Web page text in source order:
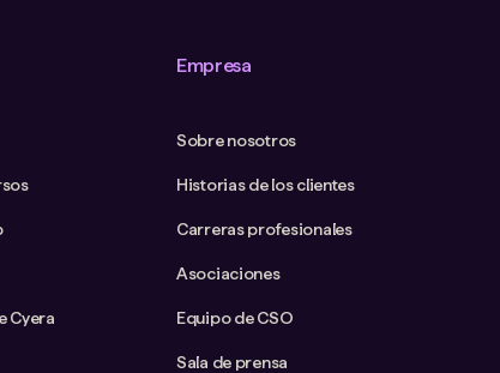
Cyera
Empresa
Sobre nosotros
Historias de los clientes
Carreras profesionales
Asociaciones
Equipo de CSO
Sala de prensa